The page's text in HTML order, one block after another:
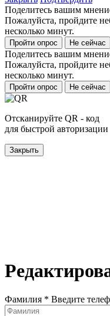
Поделитесь вашим
Пожалуйста, пройдите
несколько минут.
Пройти опрос Не сейчас
Поделитесь вашим
Пожалуйста, пройдите
несколько минут.
Пройти опрос Не сейчас
Отсканируйте QR - код
для быстрой авторизации
Закрыть
Фамилия * Введите